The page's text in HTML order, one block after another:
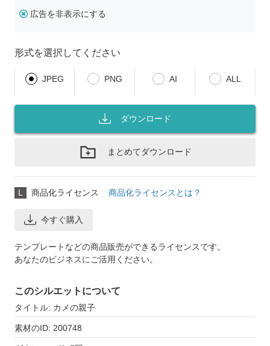
広告を非表示にする
形式を選択してください
JPEG PNG AI ALL
ダウンロード
まとめてダウンロード
L 商品化ライセンス 商品化ライセンスとは？
今すぐ購入
テンプレートなどの商品販売ができるライセンスです。
あなたのビジネスにご活用ください。
このシルエットについて
タイトル: カメの親子
素材のID: 200748